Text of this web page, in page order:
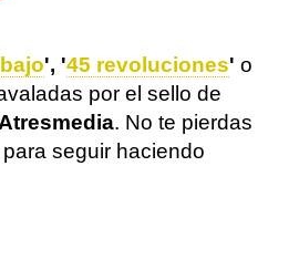
', '45 revoluciones' o
por el sello de
. No te pierdas
seguir haciendo